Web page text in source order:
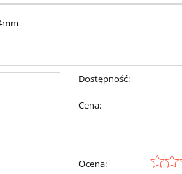
Dostępność:
Cena:
Ocena: